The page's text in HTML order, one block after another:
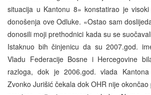
situacija u Kantonu 8» konstatirao je
donošenja ove Odluke. «Ostao sam
donosili moji prethodnici kada su se
Istaknuo bih činjenicu da su 2007.god.
Vladu Federacije Bosne i Hercegovine
razloga, dok je 2006.god. vlada
Zvonko Jurišić čekala dok OHR nije